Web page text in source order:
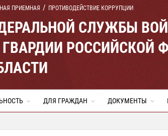
ПРИЕМНАЯ ПРОТИВОДЕЙСТВИЕ КОРРУПЦИИ
СЛУЖБЫ
РОССИЙСКОЙ
ДЛЯ ГРАЖДАН ДОКУМЕНТЫ